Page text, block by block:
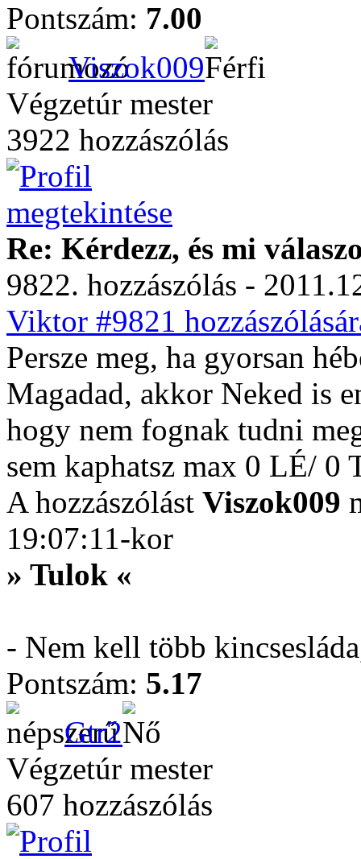
Pontszám: 7.00
Viszok009
Végzetúr mester
3922 hozzászólás
Re: Kérdezz, és mi
9822. hozzászólás -
Viktor #9821
Persze meg, ha gyorsan
Magadad, akkor Neked is
hogy nem fognak tudni
sem kaphatsz max 0 LÉ/ 0
A hozzászólást Viszok009
19:07:11-kor
» Tulok «
- Nem kell több
Pontszám: 5.17
Gtr2
Végzetúr mester
607 hozzászólás